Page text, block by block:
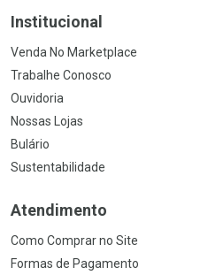
Institucional
Venda No Marketplace
Trabalhe Conosco
Ouvidoria
Nossas Lojas
Bulário
Sustentabilidade
Atendimento
Como Comprar no Site
Formas de Pagamento